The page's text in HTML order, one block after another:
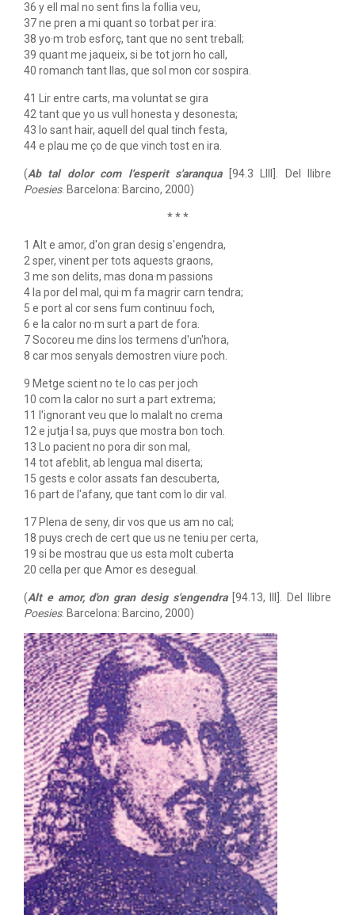
36 y ell mal no sent fins la follia veu,
37 ne pren a mi quant so torbat per ira:
38 yo·m trob esforç, tant que no sent treball;
39 quant me jaqueix, si be tot jorn ho call,
40 romanch tant llas, que sol mon cor sospira.
41 Lir entre carts, ma voluntat se gira
42 tant que yo us vull honesta y desonesta;
43 lo sant hair, aquell del qual tinch festa,
44 e plau me ço de que vinch tost en ira.
(Ab tal dolor com l'esperit s'aranqua[94.3 LIII]. Del llibre
Poesies. Barcelona: Barcino, 2000)
* * *
1 Alt e amor, d'on gran desig s'engendra,
2 sper, vinent per tots aquests graons,
3 me son delits, mas dona·m passions
4 la por del mal, qui·m fa magrir carn tendra;
5 e port al cor sens fum continuu foch,
6 e la calor no·m surt a part de fora.
7 Socoreu me dins los termens d'un'hora,
8 car mos senyals demostren viure poch.
9 Metge scient no te lo cas per joch
10 com la calor no surt a part extrema;
11 l'ignorant veu que lo malalt no crema
12 e jutja·l sa, puys que mostra bon toch.
13 Lo pacient no pora dir son mal,
14 tot afeblit, ab lengua mal diserta;
15 gests e color assats fan descuberta,
16 part de l'afany, que tant com lo dir val.
17 Plena de seny, dir vos que us am no cal;
18 puys crech de cert que us ne teniu per certa,
19 si be mostrau que us esta molt cuberta
20 cella per que Amor es desegual.
(Alt e amor, d'on gran desig s'engendra[94.13, III]. Del llibre
Poesies. Barcelona: Barcino, 2000)